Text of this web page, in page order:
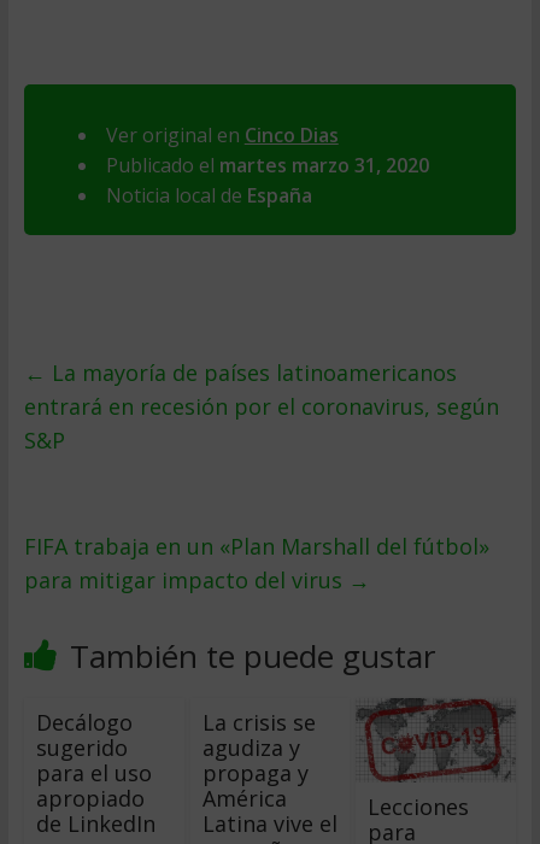
Ver original en Cinco Dias
Publicado el martes marzo 31, 2020
Noticia local de España
← La mayoría de países latinoamericanos
entrará en recesión por el coronavirus, según
S&P
FIFA trabaja en un «Plan Marshall del fútbol»
para mitigar impacto del virus →
También te puede gustar
Decálogo
sugerido
para el uso
apropiado
de LinkedIn
La crisis se
agudiza y
propaga y
América
Latina vive el
Lecciones
para